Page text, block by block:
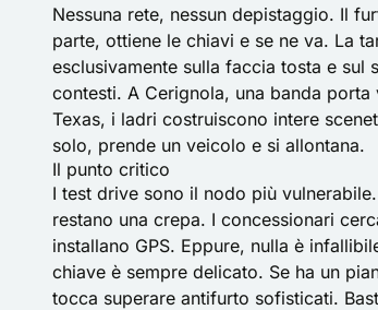
Nessuna rete, nessun depistaggio. Il
parte, ottiene le chiavi e se ne va. La
esclusivamente sulla faccia tosta e
contesti. A Cerignola, una banda porta
Texas, i ladri costruiscono intere
solo, prende un veicolo e si allontana.
Il punto critico
I test drive sono il nodo più
restano una crepa. I concessionari
installano GPS. Eppure, nulla è
chiave è sempre delicato. Se ha un
tocca superare antifurto sofisticati.